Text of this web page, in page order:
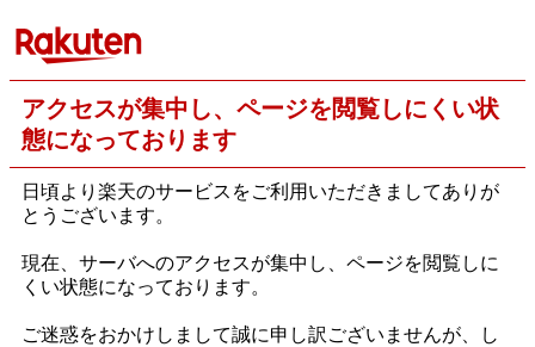
アクセスが集中し、ページを閲覧しにくい状
態になっております
日頃より楽天のサービスをご利用いただきましてありが
とうございます。
現在、サーバへのアクセスが集中し、ページを閲覧しに
くい状態になっております。
ご迷惑をおかけしまして誠に申し訳ございませんが、し